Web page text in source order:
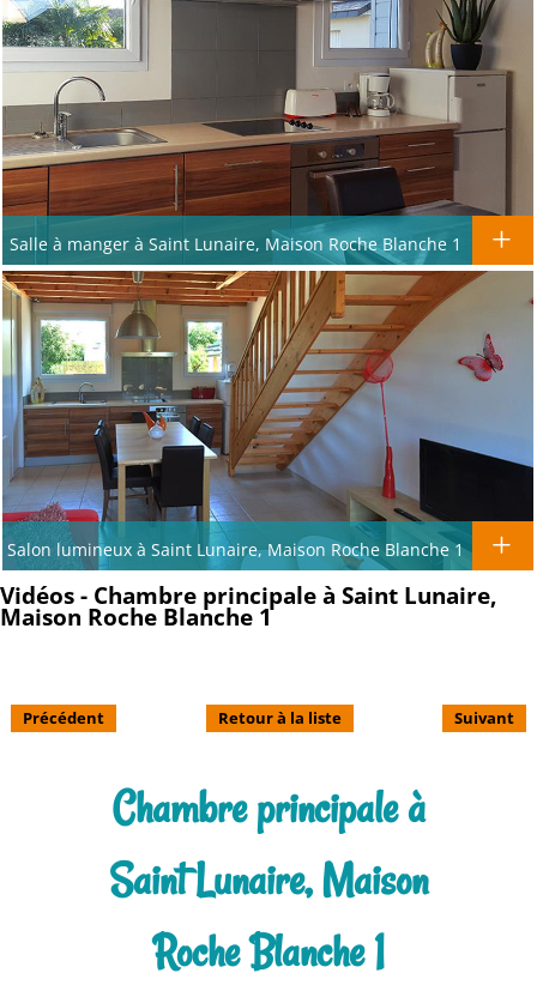
Salle à manger à Saint Lunaire, Maison Roche Blanche 1
Salon lumineux à Saint Lunaire, Maison Roche Blanche 1
Vidéos - Chambre principale à Saint Lunaire,
Maison Roche Blanche 1
Précédent Retour à la liste Suivant
Chambre principale à
Saint Lunaire, Maison
Roche Blanche 1